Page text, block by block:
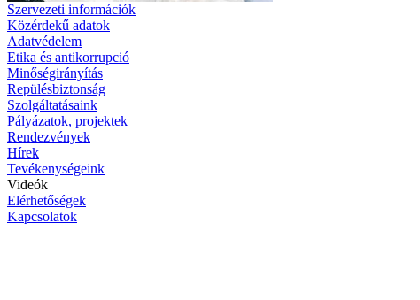
Szervezeti információk
Közérdekű adatok
Adatvédelem
Etika és antikorrupció
Minőségirányítás
Repülésbiztonság
Szolgáltatásaink
Pályázatok, projektek
Rendezvények
Hírek
Tevékenységeink
Videók
Elérhetőségek
Kapcsolatok